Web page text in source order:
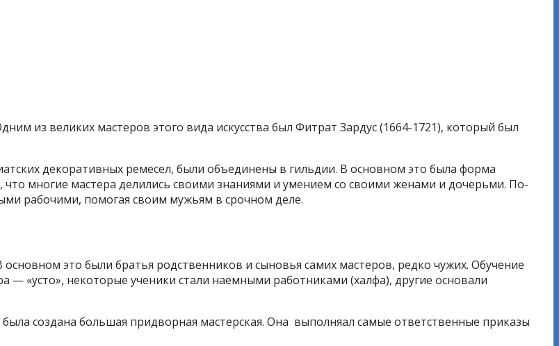
из великих мастеров этого вида искусства был Фитрат Зардус (1664-1721), который был
декоративных ремесел, были объединены в гильдии. В основном это была форма
многие мастера делились своими знаниями и умением со своими женами и дочерьми. По-
рабочими, помогая своим мужьям в срочном деле.
это были братья родственников и сыновья самих мастеров, редко чужих. Обучение
— «усто», некоторые ученики стали наемными работниками (халфа), другие основали
создана большая придворная мастерская. Она выполняал самые ответственные приказы